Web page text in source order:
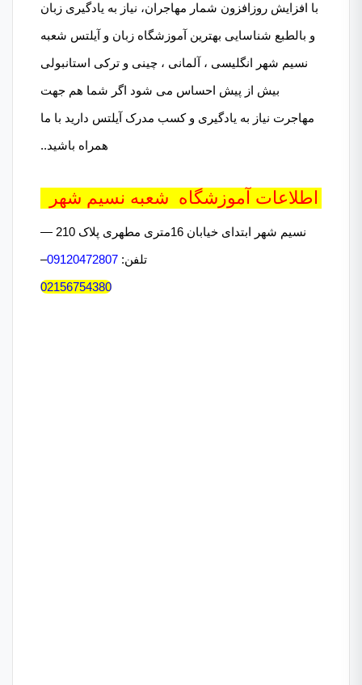
با افزایش روزافزون شمار مهاجران، نیاز به یادگیری زبان
و بالطبع شناسایی بهترین آموزشگاه زبان و آیلتس شعبه
نسیم شهر انگلیسی ، آلمانی ، چینی و ترکی استانبولی
بیش از پیش احساس می شود اگر شما هم جهت
مهاجرت نیاز به یادگیری و کسب مدرک آیلتس دارید با ما
همراه باشید..
اطلاعات آموزشگاه شعبه نسیم شهر
نسیم شهر ابتدای خیابان 16متری مطهری پلاک 210 —
تلفن: 09120472807
–
02156754380